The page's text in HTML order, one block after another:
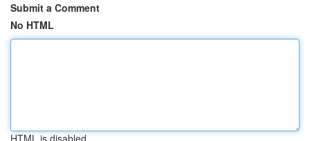
Submit a Comment
No HTML
HTML is disabled